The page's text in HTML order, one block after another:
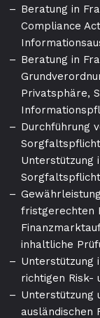
Beratung in
Compliance
Beratung in
Privatsphäre,
Durchführung
Unterstützung
fristgerechten
inhaltliche
Unterstützung
richtigen Risk-
Unterstützung
ausländischen